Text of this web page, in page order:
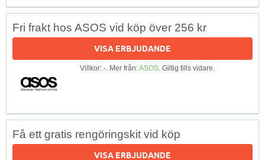
Fri frakt hos ASOS vid köp över 256 kr
VISA ERBJUDANDE
Villkor: -. Mer från:ASOS. Giltig tills vidare.
Få ett gratis rengöringskit vid köp
VISA ERBJUDANDE